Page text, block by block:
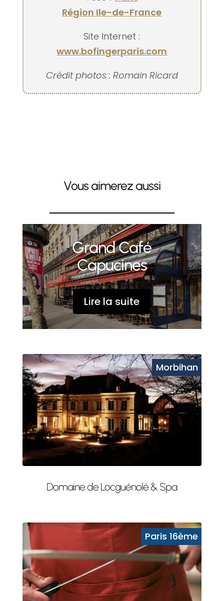
Région Ile-de-France
Site Internet :
www.bofingerparis.com
Crédit photos : Romain Ricard
Vous aimerez aussi
Grand Café
Capucines
Lire la suite
Domaine de Locguénolé & Spa